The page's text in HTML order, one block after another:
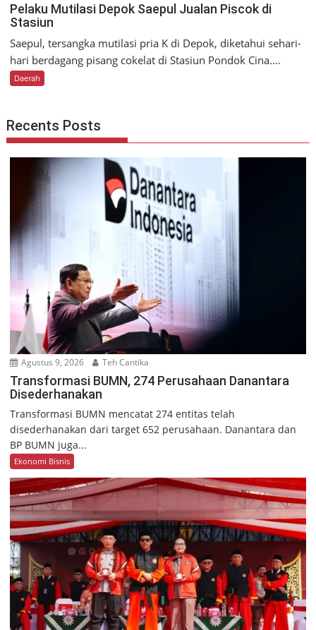
Pelaku Mutilasi Depok Saepul Jualan Piscok di
Stasiun
Saepul, tersangka mutilasi pria K di Depok, diketahui sehari-
hari berdagang pisang cokelat di Stasiun Pondok Cina....
Daerah
Recents Posts
Agustus 9, 2026 Teh Cantika
Transformasi BUMN, 274 Perusahaan Danantara
Disederhanakan
Transformasi BUMN mencatat 274 entitas telah
disederhanakan dari target 652 perusahaan. Danantara dan
BP BUMN juga...
Ekonomi Bisnis